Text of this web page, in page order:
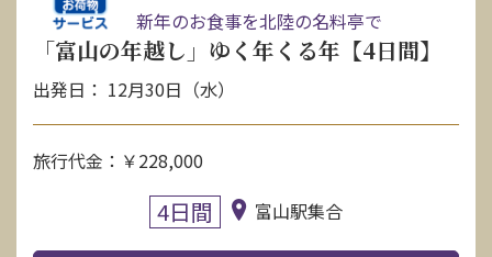
新年のお食事を北陸の名料亭で
「富山の年越し」ゆく年くる年【4日間】
出発日： 12月30日（水）
旅行代金：￥228,000
4日間 富山駅集合